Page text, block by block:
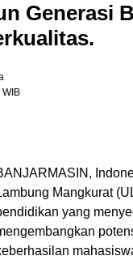
Generasi
WIB
Mangkurat
yang